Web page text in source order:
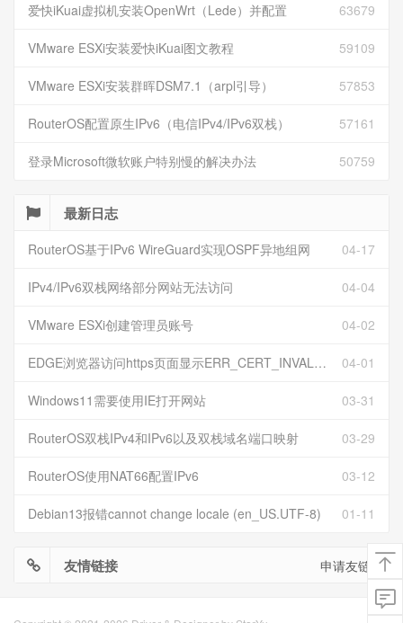
63679
爱快iKuai虚拟机安装OpenWrt（Lede）并配置
59109
VMware ESXi安装爱快iKuai图文教程
57853
VMware ESXi安装群晖DSM7.1（arpl引导）
57161
RouterOS配置原生IPv6（电信IPv4/IPv6双栈）
50759
登录Microsoft微软账户特别慢的解决办法
最新日志
04-17
RouterOS基于IPv6 WireGuard实现OSPF异地组网
04-04
IPv4/IPv6双栈网络部分网站无法访问
04-02
VMware ESXi创建管理员账号
04-01
EDGE浏览器访问https页面显示ERR_CERT_INVALID且无法跳过继续访问
03-31
Windows11需要使用IE打开网站
03-29
RouterOS双栈IPv4和IPv6以及双栈域名端口映射
03-12
RouterOS使用NAT66配置IPv6
01-11
Debian13报错cannot change locale (en_US.UTF-8)
友情链接 申请友链